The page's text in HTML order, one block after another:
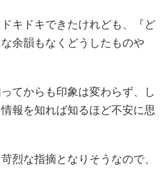
ドキドキできたけれども、『ど
余韻もなくどうしたものや
てからも印象は変わらず、し
報を知れば知るほど不安に思
烈な指摘となりそうなので、